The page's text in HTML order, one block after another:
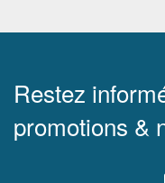
Restez
promotions &